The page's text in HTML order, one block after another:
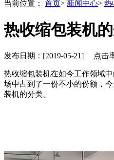
当前位置： 首页> 新闻中心> 热
热收缩包装机
发布日期：[2019-05-21] 点击
热收缩包装机在如今工作领域
场中占到了一份不小的份额，
装机的分类。